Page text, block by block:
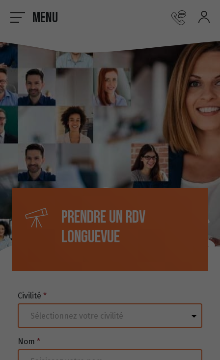
Menu
Prendre un rdv
longuevue
Civilité *
Nom *